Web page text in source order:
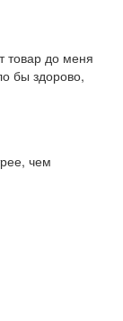
товар до меня
бы здорово,
чем